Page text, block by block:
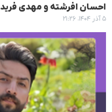
احسان افرشته و مهدی فرید
۵ آذر ۱۴۰۴، ۲۱:۲۶